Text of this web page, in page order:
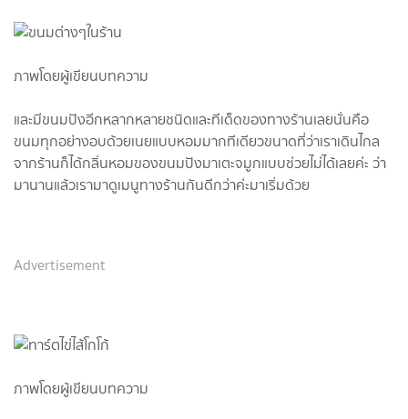
ภาพโดยผู้เขียนบทความ
และมีขนมปังอีกหลากหลายชนิดและทีเด็ดของทางร้านเลยนั่นคือ
ขนมทุกอย่างอบด้วยเนยแบบหอมมากทีเดียวขนาดที่ว่าเราเดินไกล
จากร้านก็ได้กลิ่นหอมของขนมปังมาเตะจมูกแบบช่วยไม่ได้เลยค่ะ ว่า
มานานแล้วเรามาดูเมนูทางร้านกันดีกว่าค่ะมาเริ่มด้วย
Advertisement
ภาพโดยผู้เขียนบทความ